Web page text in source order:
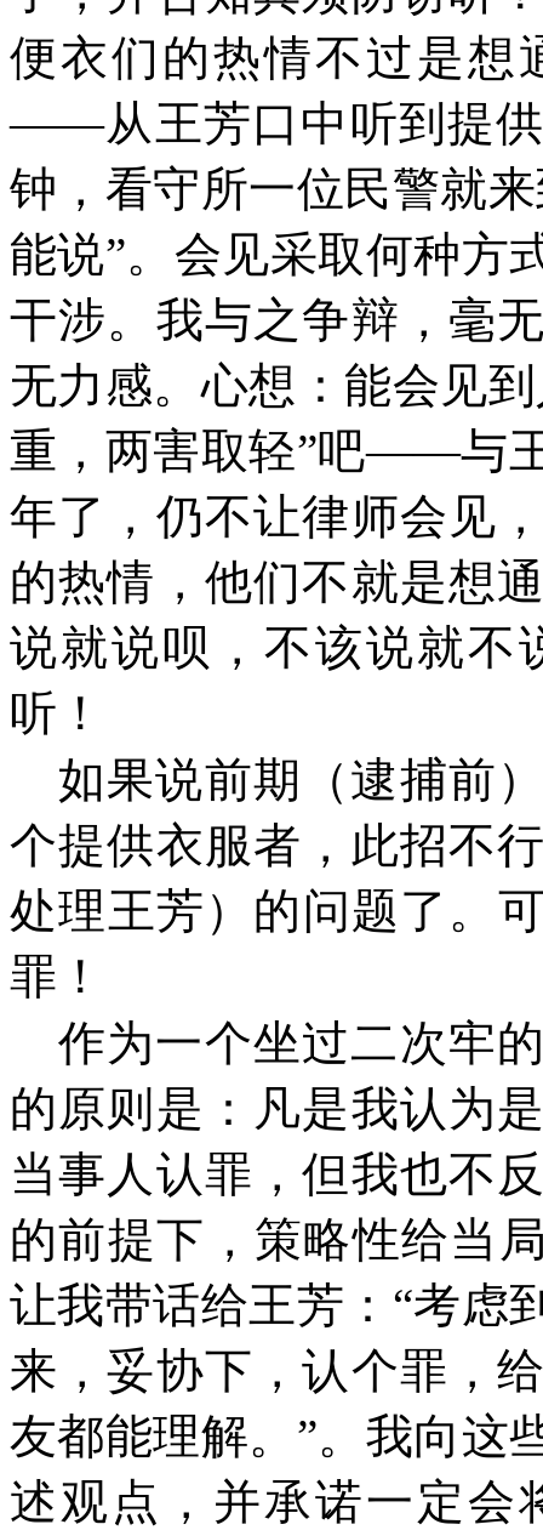
便衣们的热情不过是想
——从王芳口中听到提供
钟，看守所一位民警就
能说”。会见采取何种方
干涉。我与之争辩，毫
无力感。心想：能会见
重，两害取轻”吧——与
年了，仍不让律师会见
的热情，他们不就是想
说就说呗，不该说就不
听！
如果说前期（逮捕前
个提供衣服者，此招不
处理王芳）的问题了。
罪！
作为一个坐过二次牢
的原则是：凡是我认为
当事人认罪，但我也不
的前提下，策略性给当
让我带话给王芳：“考虑
来，妥协下，认个罪，
友都能理解。”。我向这
述观点，并承诺一定会